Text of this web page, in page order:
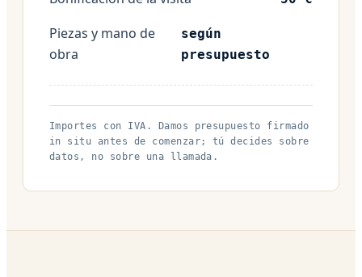
Piezas y mano de
obra
según
presupuesto
Importes con IVA. Damos presupuesto firmado
in situ antes de comenzar; tú decides sobre
datos, no sobre una llamada.